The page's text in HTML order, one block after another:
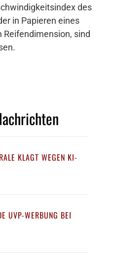
des
in Papieren eines
sind
KLAGT WEGEN KI-
UVP-WERBUNG BEI